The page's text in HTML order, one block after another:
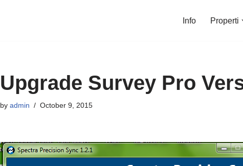
Info Properti
Upgrade Survey Pro
by admin October 9, 2015